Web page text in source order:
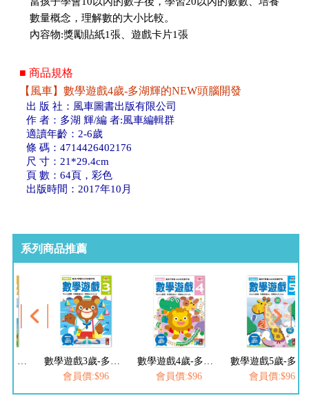
數量概念，理解數的大小比較。
內容物:獎勵貼紙1張、遊戲卡片1張
■ 商品規格
【風車】數學遊戲4歲-多湖輝的NEW頭腦開發
出 版 社：風車圖書出版有限公司
作 者：多湖 輝/編 者:風車編輯群
適讀年齡：2-6歲
條 碼：4714426402176
尺 寸：21*29.4cm
頁 數：64頁，彩色
出版時間：2017年10月
系列商品推薦
數學遊戲2歲-多湖輝的NEW頭腦開發
數學遊戲3歲-多湖輝的NEW頭腦開發
會員價:$96
數學遊戲4歲-多湖輝的NEW頭腦開發
會員價:$96
會員價:$96